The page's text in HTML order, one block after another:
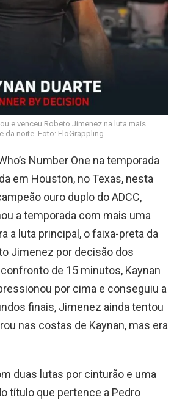
e venceu Robeto Jimenez na luta mais
da noite. Foto: FloGrappling
Number One na temporada
em Houston, no Texas, nesta
ouro duplo do ADCC,
a temporada com mais uma
a luta principal, o faixa-preta da
Jimenez por decisão dos
de 15 minutos, Kaynan
por cima e conseguiu a
finais, Jimenez ainda tentou
nas costas de Kaynan, mas era
duas lutas por cinturão e uma
título que pertence a Pedro